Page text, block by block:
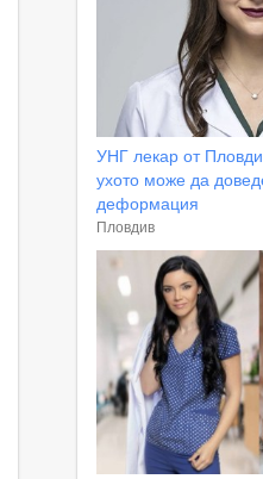
УНГ лекар от
ухото може да
деформация
Пловдив